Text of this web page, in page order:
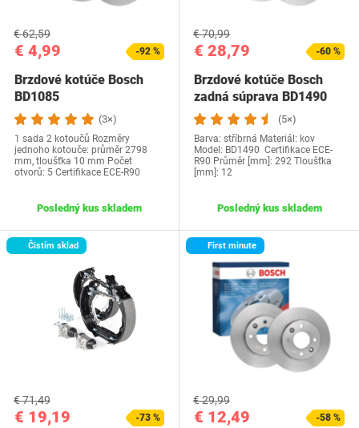
€ 4,99
€ 62,59
-92 %
Brzdové kotúče Bosch
BD1085
(3×)
1 sada 2 kotoučů Rozměry
jednoho kotouče: průměr 2798
mm, tloušťka 10 mm Počet
otvorů: 5 Certifikace ECE-R90
Posledný kus skladem
€ 28,79
€ 70,99
-60 %
Brzdové kotúče Bosch
zadná súprava BD1490
(5×)
Barva: stříbrná Materiál: kov
Model: BD1490 Certifikace ECE-
R90 Průměr [mm]: 292 Tloušťka
[mm]: 12
Posledný kus skladem
Čistím sklad
€ 19,19
€ 71,49
-73 %
First minute
€ 12,49
€ 29,99
-58 %